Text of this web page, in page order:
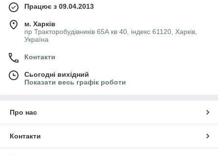
Працює з 09.04.2013
м. Харків
пр Тракторобудівників 65А кв 40, індекс 61120, Харків,
Україна
Контакти
Сьогодні вихідний
Показати весь графік роботи
Про нас
Контакти